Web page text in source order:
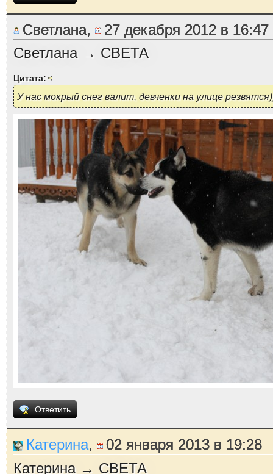
Светлана,
27 декабря 2012 в 16:47
Светлана → СВЕТА
Цитата:
У нас мокрый снег валит, девченки на улице
Ответить
Катерина,
02 января 2013 в 19:28
Катерина → СВЕТА